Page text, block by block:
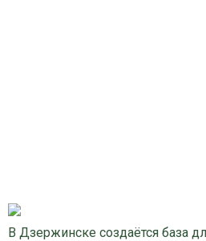
В Дзержинске создаётся база